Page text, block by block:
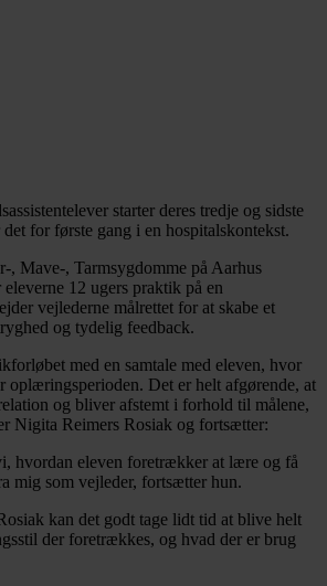
starter deres tredje og sidste
for første gang i en hospitalskontekst.
, Mave-, Tarmsygdomme på Aarhus
12 ugers praktik på en
vejlederne målrettet for at skabe et
og tydelig feedback.
med en samtale med eleven, hvor
oplæringsperioden. Det er helt afgørende, at
og bliver afstemt i forhold til målene,
Nigita Reimers Rosiak og fortsætter:
hvordan eleven foretrækker at lære og få
mig som vejleder, fortsætter hun.
kan det godt tage lidt tid at blive helt
der foretrækkes, og hvad der er brug